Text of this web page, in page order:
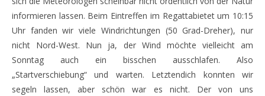
informieren lassen. Beim Eintreffen im Regattabietet um 10:15
Uhr fanden wir viele Windrichtungen (50 Grad-Dreher), nur
nicht Nord-West. Nun ja, der Wind möchte vielleicht am
Sonntag auch ein bisschen ausschlafen. Also
„Startverschiebung“ und warten. Letztendich konnten wir
segeln lassen, aber schön war es nicht. Der von uns